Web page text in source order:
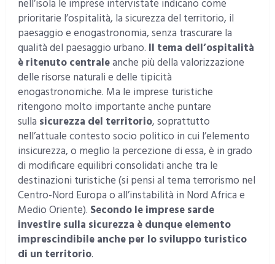
nell’isola le imprese intervistate indicano come
prioritarie l’ospitalità, la sicurezza del territorio, il
paesaggio e enogastronomia, senza trascurare la
qualità del paesaggio urbano. Il tema dell’ospitalità
è ritenuto centraleanche più della valorizzazione
delle risorse naturali e delle tipicità
enogastronomiche. Ma le imprese turistiche
ritengono molto importante anche puntare
sulla sicurezza del territorio, soprattutto
nell’attuale contesto socio politico in cui l’elemento
insicurezza, o meglio la percezione di essa, è in grado
di modificare equilibri consolidati anche tra le
destinazioni turistiche (si pensi al tema terrorismo nel
Centro-Nord Europa o all’instabilità in Nord Africa e
Medio Oriente). Secondo le imprese sarde
investire sulla sicurezza è dunque elemento
imprescindibile anche per lo sviluppo turistico
di un territorio.